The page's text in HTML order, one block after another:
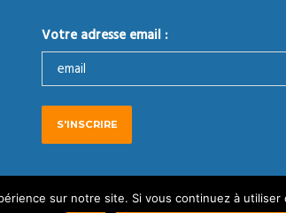
Votre adresse email :
droits réservés Politique de confidentialité
sur notre site. Si vous continuez à